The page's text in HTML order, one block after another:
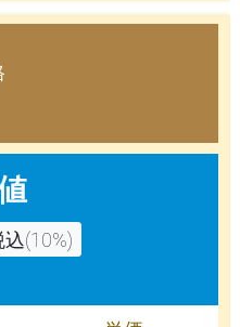
込(10%)